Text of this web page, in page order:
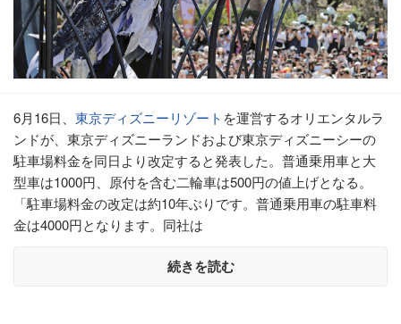
6月16日、 東京ディズニーリゾート を運営するオリエンタルラ
ンドが、東京ディズニーランドおよび東京ディズニーシーの
駐車場料金を同日より改定すると発表した。普通乗用車と大
型車は1000円、原付を含む二輪車は500円の値上げとなる。
「駐車場料金の改定は約10年ぶりです。普通乗用車の駐車料
金は4000円となります。同社は
続きを読む